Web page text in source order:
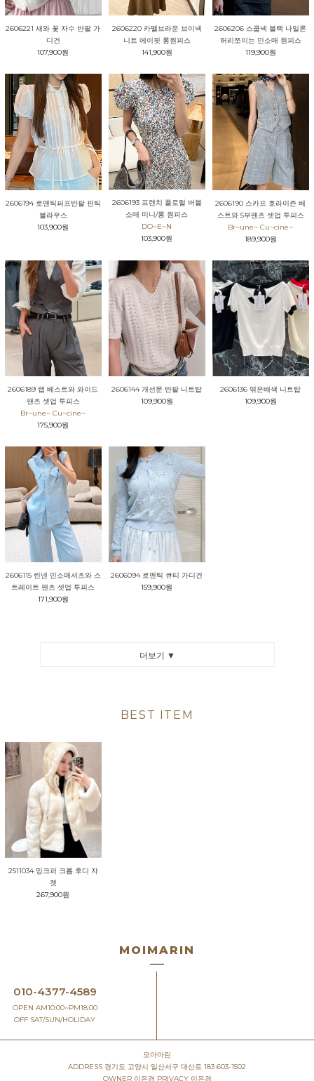
2606221 새와 꽃 자수 반팔 가
디건
107,900원
2606220 카멜브라운 브이넥
니트 에이핏 롱원피스
141,900원
2606206 스쿱넥 블랙 나일론
허리쪼이는 민소매 원피스
119,900원
2606194 로맨틱퍼프반팔 핀틱
블라우스
103,900원
2606193 프렌치 플로럴 버블
소매 미니/롱 원피스
DO~E~N
103,900원
2606190 스카프 호라이즌 베
스트와 5부팬츠 셋업 투피스
Br~une~ Cu~cine~
189,900원
2606189 랩 베스트와 와이드
팬츠 셋업 투피스
Br~une~ Cu~cine~
175,900원
2606144 개선문 반팔 니트탑
109,900원
2606136 엮은배색 니트탑
109,900원
2606115 린넨 민소매셔츠와 스
트레이트 팬츠 셋업 투피스
171,900원
2606094 로맨틱 큐티 가디건
159,900원
더보기 ▼
BEST ITEM
2511034 밍크퍼 크롭 후디 자
켓
267,900원
MOIMARIN
010-4377-4589
OPEN AM10:00~PM18:00
OFF SAT/SUN/HOLIDAY
모아마린
ADDRESS 경기도 고양시 일산서구 대산로 183 603-1502
OWNER이은경 PRIVACY이은경